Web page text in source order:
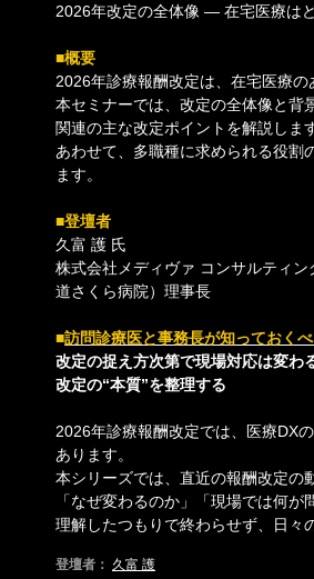
2026年改定の全体像 ― 在宅医療は
■概要
2026年診療報酬改定は、在宅医療の
本セミナーでは、改定の全体像と背
関連の主な改定ポイントを解説しま
あわせて、多職種に求められる役割
ます。
■登壇者
久富 護 氏
株式会社メディヴァ コンサルティ
道さくら病院）理事長
■訪問診療医と事務長が知っておく
改定の捉え方次第で現場対応は変わ
改定の“本質”を整理する
2026年診療報酬改定では、医療DX
あります。
本シリーズでは、直近の報酬改定の
「なぜ変わるのか」「現場では何
理解したつもりで終わらせず、日々
登壇者： 久富 護